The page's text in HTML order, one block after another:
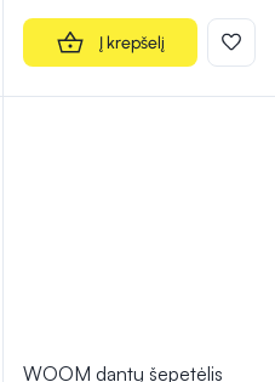
Į krepšelį
WOOM dantų šepetėlis